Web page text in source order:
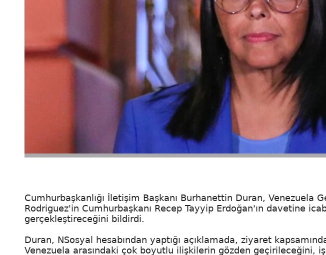
Cumhurbaşkanlığı İletişim Başkanı Burhanettin Duran, Venezuela
Rodriguez'in Cumhurbaşkanı Recep Tayyip Erdoğan'ın davetine
gerçekleştireceğini bildirdi.
Duran, NSosyal hesabından yaptığı açıklamada, ziyaret
Venezuela arasındaki çok boyutlu ilişkilerin gözden geçirileceğini,